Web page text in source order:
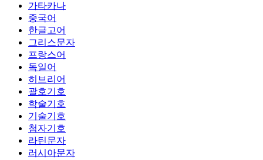
가타카나
중국어
한글고어
그리스문자
프랑스어
독일어
히브리어
괄호기호
학술기호
기술기호
첨자기호
라틴문자
러시아문자